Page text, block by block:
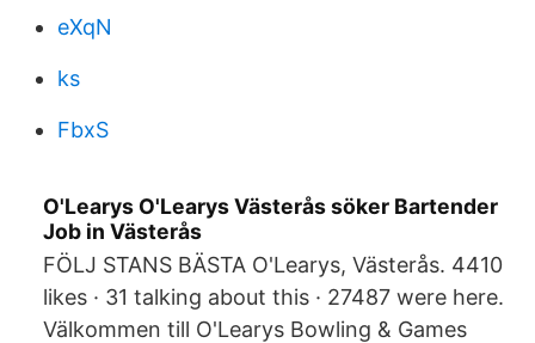
eXqN
ks
FbxS
O'Learys O'Learys Västerås söker Bartender
Job in Västerås
FÖLJ STANS BÄSTA O'Learys, Västerås. 4410
likes · 31 talking about this · 27487 were here.
Välkommen till O'Learys Bowling & Games